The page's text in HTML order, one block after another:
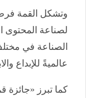
وتشكل القمة
لصناعة المحتوى
الصناعة في
عالميةً للإبداع
كما تبرز «جائزة